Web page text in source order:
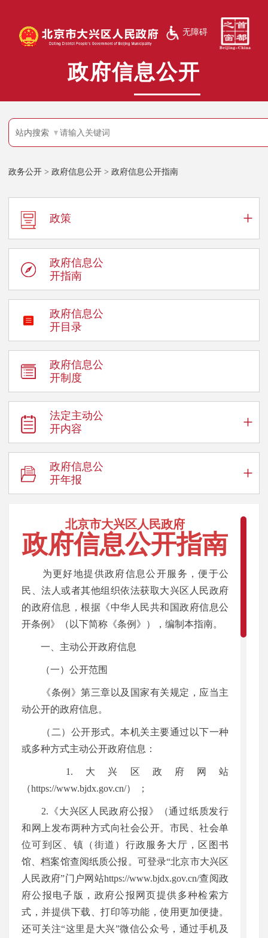
无障碍
政府信息公开
站内搜索
政务公开 > 政府信息公开 > 政府信息公开指南
政策 +
政府信息公
开指南
政府信息公
开目录
政府信息公
开制度
法定主动公
开内容
+
政府信息公
开年报
+
北京市大兴区人民政府
政府信息公开指南
点击量：
24508
来
区政
府
为更好地提供政府信息公开服务，便于公
民、法人或者其他组织依法获取大兴区人民政府
的政府信息，根据《中华人民共和国政府信息公
开条例》（以下简称《条例》），编制本指南。
一、主动公开政府信息
（一）公开范围
《条例》第三章以及国家有关规定，应当主
动公开的政府信息。
（二）公开形式。本机关主要通过以下一种
或多种方式主动公开政府信息：
1.大兴区政府网站
（https://www.bjdx.gov.cn/） ；
2.《大兴区人民政府公报》（通过纸质发行
和网上发布两种方式向社会公开。市民、社会单
位可到区、镇（街道）行政服务大厅，区图书
馆、档案馆查阅纸质公报。可登录“北京市大兴区
人民政府”门户网站https://www.bjdx.gov.cn/查阅政
府公报电子版，政府公报网页提供多种检索方
式，并提供下载、打印等功能，使用更加便捷。
还可关注“这里是大兴”微信公众号，通过手机及